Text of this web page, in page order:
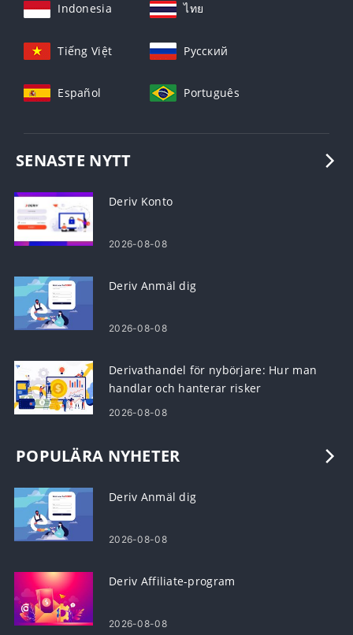
Indonesia ไทย
Tiếng Việt Русский
Español Português
SENASTE NYTT
Deriv Konto
2026-08-08
Deriv Anmäl dig
2026-08-08
Derivathandel för nybörjare: Hur man
handlar och hanterar risker
2026-08-08
POPULÄRA NYHETER
Deriv Anmäl dig
2026-08-08
Deriv Affiliate-program
2026-08-08